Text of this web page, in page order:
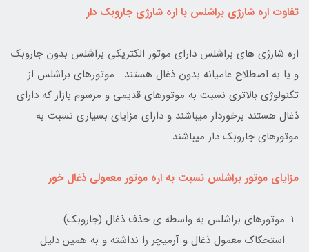
تفاوت اره شارژی براشلس با اره شارژی جاروبک دار
اره شارژی های براشلس دارای موتور الکتریکی براشلس بدون جاروبک
و یا به اصطلاح عامیانه بدون ذغال هستند . موتورهای براشلس از
تکنولوژی بالاتری نسبت به موتورهای قدیمی و مرسوم بازار که دارای
ذغال هستند برخوردار میباشند و دارای مزایای بسیاری نسبت به
موتورهای جاروبک دار میباشند .
مزایای موتور براشلس نسبت به اره موتور معمولی ذغال خور
موتورهای براشلس به واسطه ی حذف ذغال (جاروبک)
استحکاک معمول ذغال و آرمیچر را نداشته و به همین دلیل